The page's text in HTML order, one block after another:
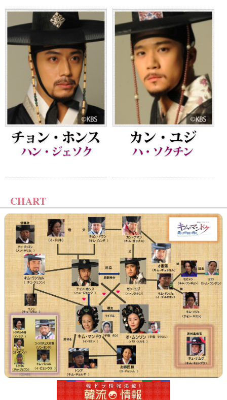
CHART